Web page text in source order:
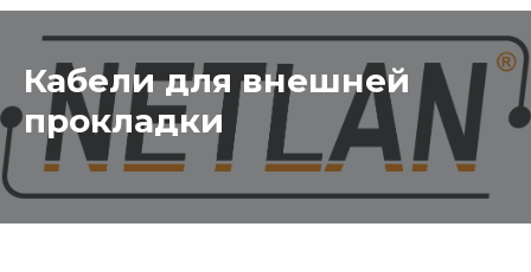
Кабели для внешней
прокладки